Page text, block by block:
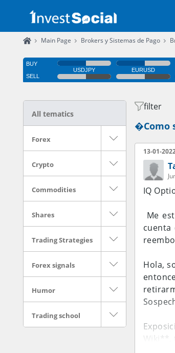
Main Page Brokers y Sistemas de Pago
All tematics
Forex
Crypto
Commodities
Shares
Trading Strategies
Forex signals
Humor
Trading school
filter
�Como
13-01-
IQ
 Me
Hola,
Wiki**,